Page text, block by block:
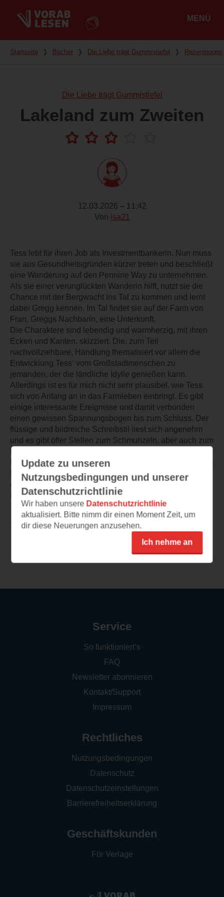
MENÜ
Du bist hier
Startseite ❭ Bücher ❭ Die Liebe trägt Gummistiefel ❭ Rezensionen
Die Liebe trägt Gummistiefel
Lakeland zum Zweiten
12.03.2026 – 11:42
Von isa21
Tess lebt für ihren Job als Investmentbankerin. Nun muss
sie aus Gesundheitsgründen kürzer treten und beschließt
eine Wanderung auf den Pennine Way zu unternehmen.
Als sie einer verunglückten Wanderin hilft, nutzt sie die
Chance mit der Bergwacht ins Tal zu kommen und lernt
dabei Gregg kennen. Im Tal findet sie auf der Farm von
Fran, Greggs Nachbarin, eine Unterkunft.
Die Charaktere sind lebendig und warmherzig, mit ihren
Ecken und Kanten, skizziert. Die, zum Teil
nachvollziehbare, Handlung thematisiert vor allem die
Entwicklung Tess‘ vom Großstadtmenschen zu
jemanden, der die ländliche Idylle genießen kann.
Allerdings ist es für mich nicht sehr plausibel, wie Tess
sich von Anfang an in das Farmleben einbringt. Es gibt
einige interessante Ereignisse und damit verbunden
einen gewissen Spannungsbogen bis zum Schluss. Der
flüssige und bildreiche Schreibstil liest sich angenehm
und es gibt öfter Stellen zum Schmunzeln, aber auch zum
Mitfiebern.
Dieser Band kann eigenständig gelesen werden, aber ich
finde es angenehm, dass ich den ersten Band kannte, da
einige Protagonisten einen erneuten Auftritt haben.
Für mich ist das ein Wohlfühlroman für zwischendurch.
TEILEN
Update zu unseren
Nutzungsbedingungen und unserer
Datenschutzrichtlinie
Wir haben unsere Datenschutzrichtlinie
aktualisiert. Bitte nimm dir einen Moment Zeit, um
dir diese Neuerungen anzusehen.
Ich nehme an
Service
So funktioniert‘s
FAQ
Newsletter abonnieren
Kontakt/Support
Impressum
Rechtliches
Nutzungsbedingungen
Datenschutz
Datenschutzeinstellungen
Barrierefreiheitserklärung
Geschäftskunden
Für Verlage